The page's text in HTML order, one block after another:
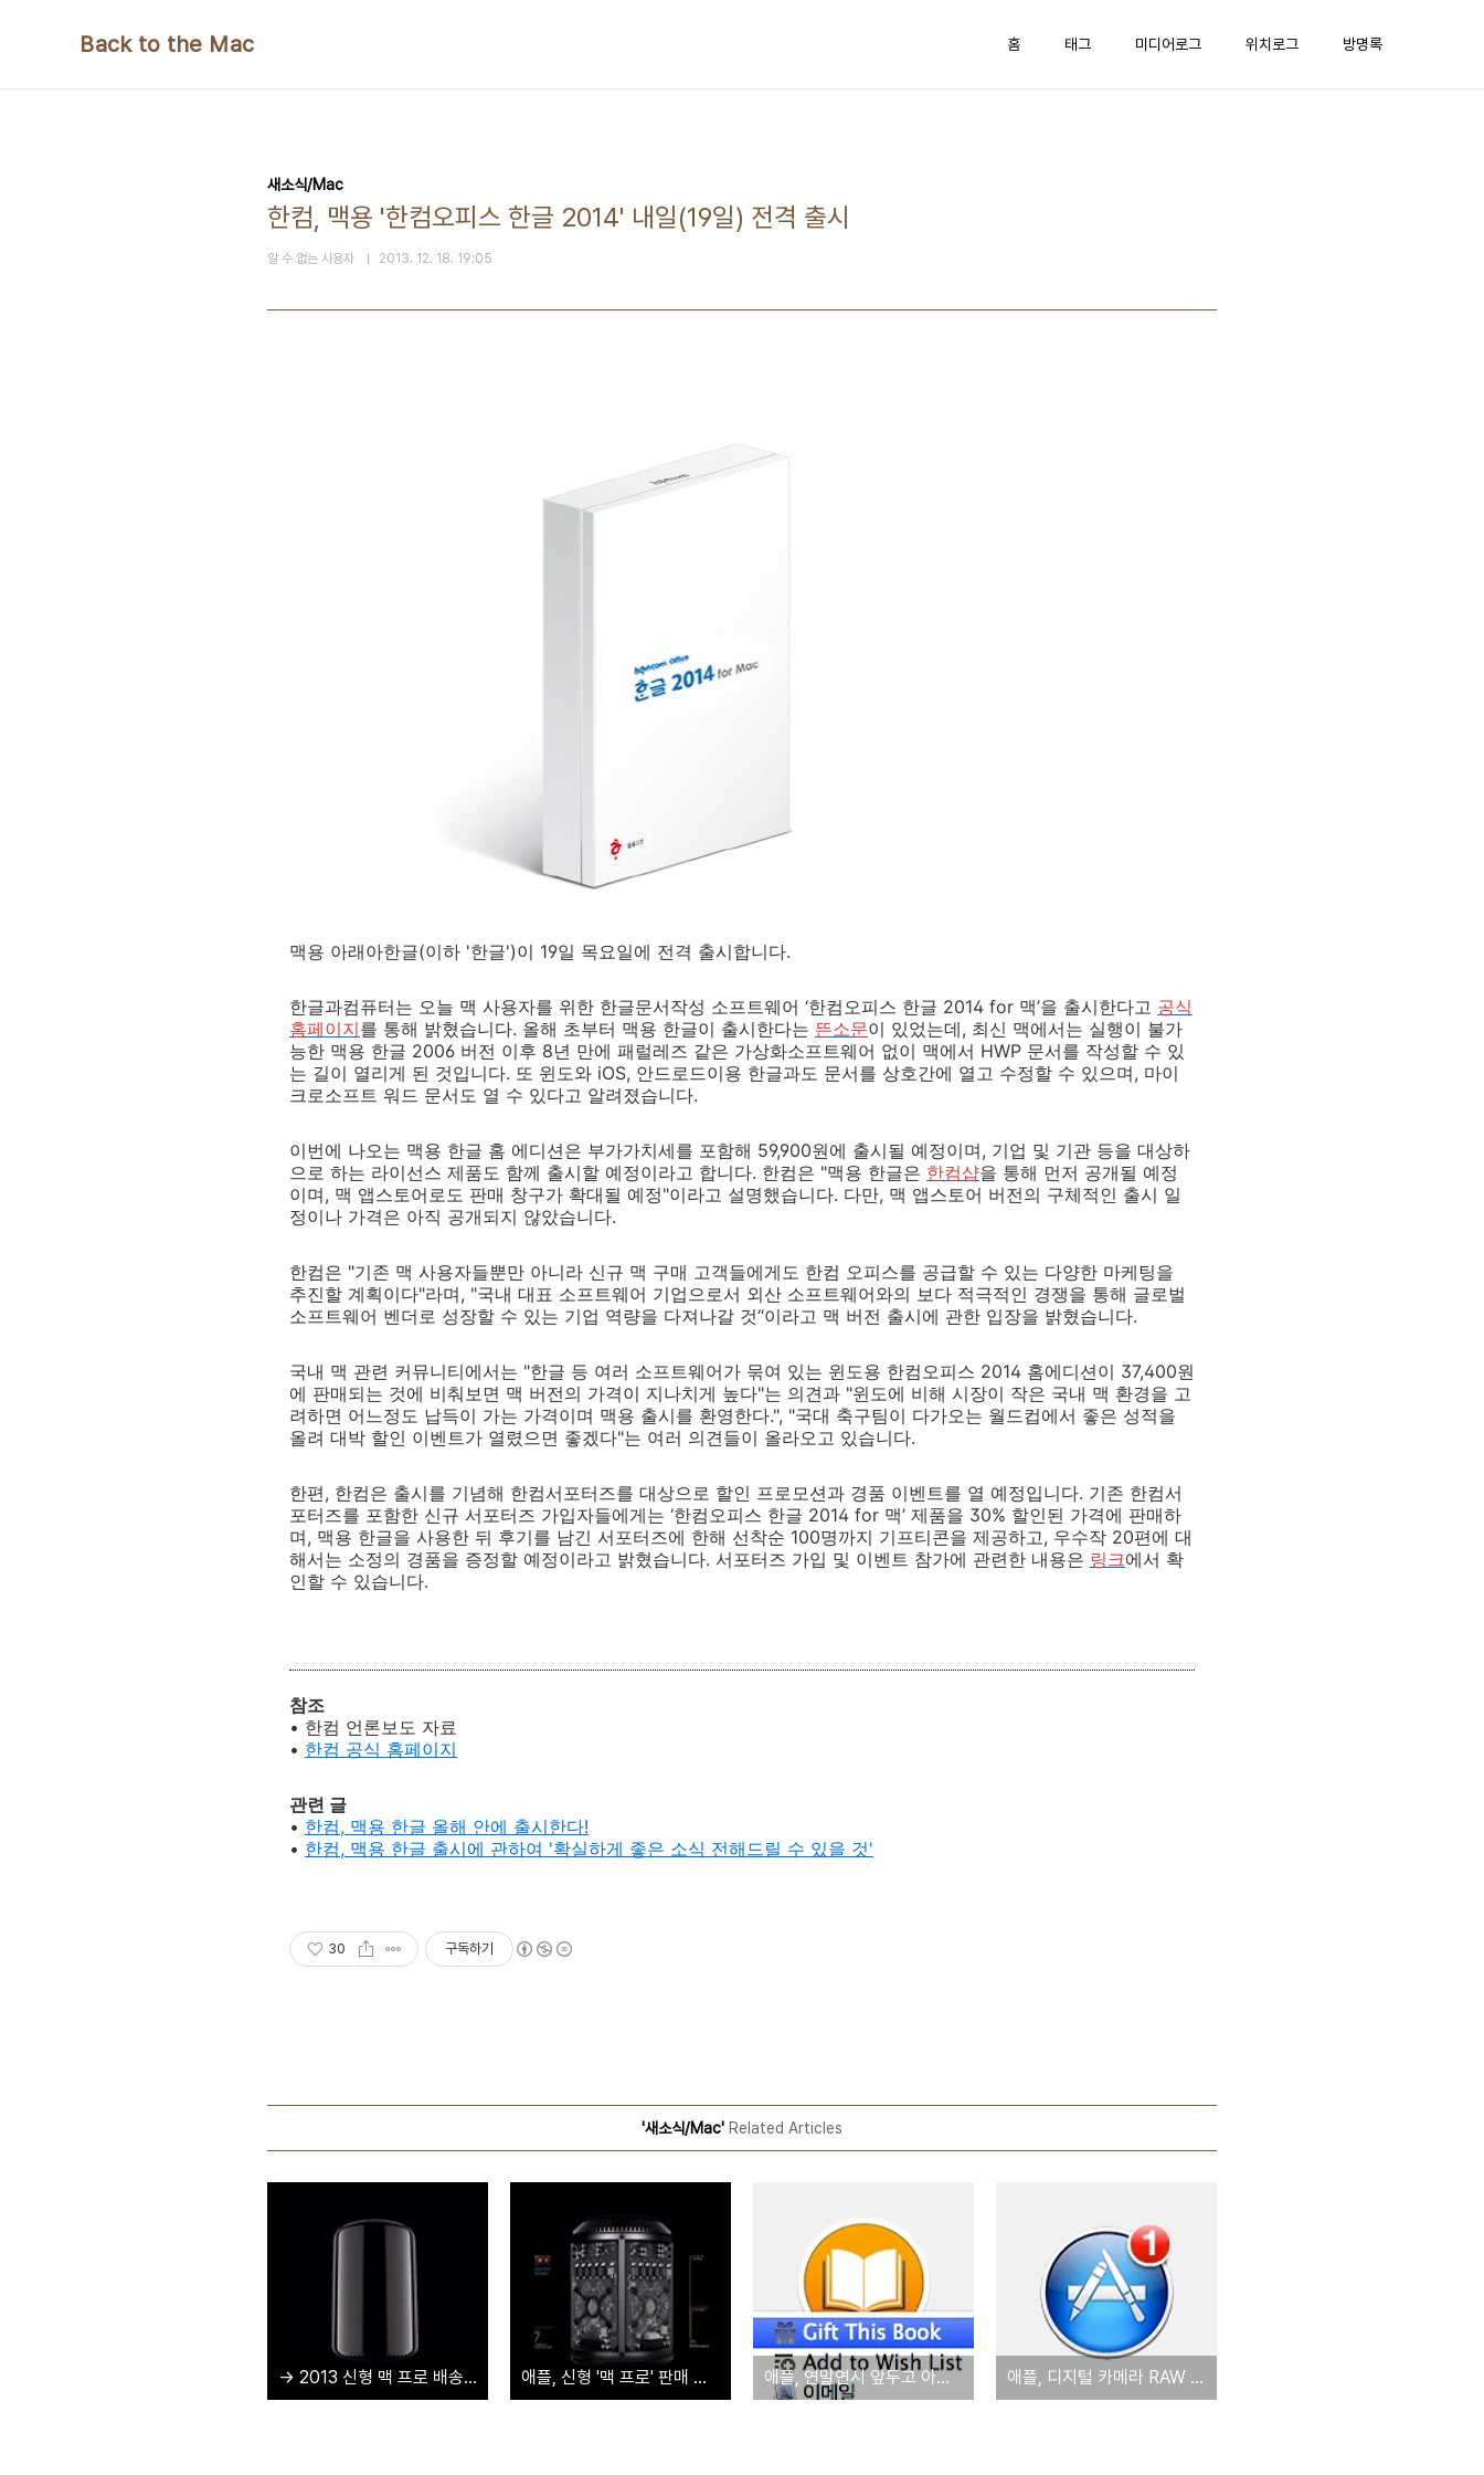
Back to the Mac 홈 태그 미디어로그 위치로그 방명록
새소식/Mac
한컴, 맥용 '한컴오피스 한글 2014' 내일(19일) 전격 출시
알 수 없는 사용자 2013. 12. 18. 19:05
맥용 아래아한글(이하 '한글')이 19일 목요일에 전격 출시합니다.
한글과컴퓨터는 오늘 맥 사용자를 위한 한글문서작성 소프트웨어 ‘한컴오피스 한글 2014 for 맥’을 출시한다고 공식
홈페이지를 통해 밝혔습니다. 올해 초부터 맥용 한글이 출시한다는 뜬소문이 있었는데, 최신 맥에서는 실행이 불가
능한 맥용 한글 2006 버전 이후 8년 만에 패럴레즈 같은 가상화소프트웨어 없이 맥에서 HWP 문서를 작성할 수 있
는 길이 열리게 된 것입니다. 또 윈도와 iOS, 안드로드이용 한글과도 문서를 상호간에 열고 수정할 수 있으며, 마이
크로소프트 워드 문서도 열 수 있다고 알려졌습니다.
이번에 나오는 맥용 한글 홈 에디션은 부가가치세를 포함해 59,900원에 출시될 예정이며, 기업 및 기관 등을 대상하
으로 하는 라이선스 제품도 함께 출시할 예정이라고 합니다. 한컴은 "맥용 한글은 한컴샵을 통해 먼저 공개될 예정
이며, 맥 앱스토어로도 판매 창구가 확대될 예정"이라고 설명했습니다. 다만, 맥 앱스토어 버전의 구체적인 출시 일
정이나 가격은 아직 공개되지 않았습니다.
한컴은 "기존 맥 사용자들뿐만 아니라 신규 맥 구매 고객들에게도 한컴 오피스를 공급할 수 있는 다양한 마케팅을
추진할 계획이다"라며, "국내 대표 소프트웨어 기업으로서 외산 소프트웨어와의 보다 적극적인 경쟁을 통해 글로벌
소프트웨어 벤더로 성장할 수 있는 기업 역량을 다져나갈 것“이라고 맥 버전 출시에 관한 입장을 밝혔습니다.
국내 맥 관련 커뮤니티에서는 "한글 등 여러 소프트웨어가 묶여 있는 윈도용 한컴오피스 2014 홈에디션이 37,400원
에 판매되는 것에 비춰보면 맥 버전의 가격이 지나치게 높다"는 의견과 "윈도에 비해 시장이 작은 국내 맥 환경을 고
려하면 어느정도 납득이 가는 가격이며 맥용 출시를 환영한다.", "국대 축구팀이 다가오는 월드컵에서 좋은 성적을
올려 대박 할인 이벤트가 열렸으면 좋겠다"는 여러 의견들이 올라오고 있습니다.
한편, 한컴은 출시를 기념해 한컴서포터즈를 대상으로 할인 프로모션과 경품 이벤트를 열 예정입니다. 기존 한컴서
포터즈를 포함한 신규 서포터즈 가입자들에게는 ‘한컴오피스 한글 2014 for 맥’ 제품을 30% 할인된 가격에 판매하
며, 맥용 한글을 사용한 뒤 후기를 남긴 서포터즈에 한해 선착순 100명까지 기프티콘을 제공하고, 우수작 20편에 대
해서는 소정의 경품을 증정할 예정이라고 밝혔습니다. 서포터즈 가입 및 이벤트 참가에 관련한 내용은 링크에서 확
인할 수 있습니다.
참조
• 한컴 언론보도 자료
• 한컴 공식 홈페이지
관련 글
• 한컴, 맥용 한글 올해 안에 출시한다!
• 한컴, 맥용 한글 출시에 관하여 '확실하게 좋은 소식 전해드릴 수 있을 것'
30 구독하기
'새소식/Mac' Related Articles
→ 2013 신형 맥 프로 배송일 및 풀옵션 가격 (미국, 한국, AOC) 애플, 신형 '맥 프로' 판매 시작 애플, 연말연시 앞두고 아이북스 전자책 선물하기 기능 추가 애플, 디지털 카메라 RAW 호환성 업데이트 5.02 배포. '소니 알파 7 포함 디지털카메라 5종 추가 지원'